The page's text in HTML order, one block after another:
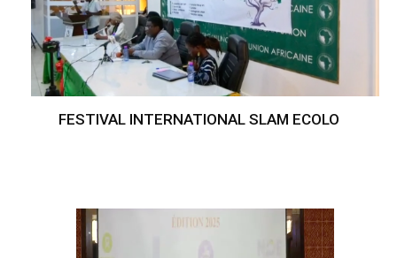
FESTIVAL INTERNATIONAL SLAM ECOLO